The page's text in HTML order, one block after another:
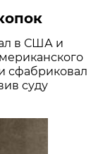
в США и
сфабриковал
суду